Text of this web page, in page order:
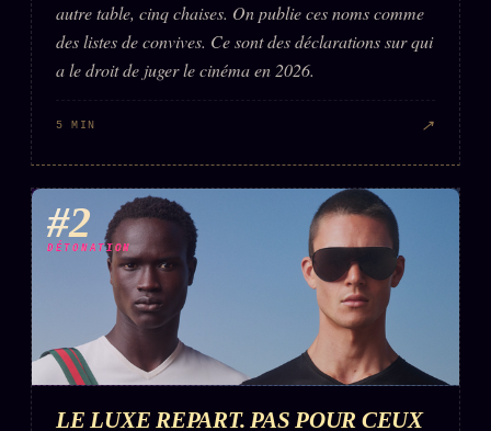
Archive complète
Récents
Tous les tags
Soumettre un tip
Nous écrire
Presse
Business
FAQ
Corrections · Erratum
autre table, cinq chaises. On publie ces noms comme
des listes de convives. Ce sont des déclarations sur qui
a le droit de juger le cinéma en 2026.
5 MIN ↗
#2
DÉTONATION
LE LUXE REPART. PAS POUR CEUX